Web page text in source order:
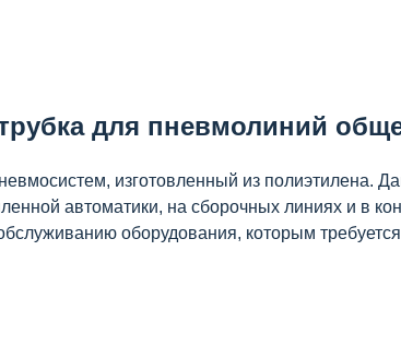
для пневмолиний
изготовленный из полиэтилена.
автоматики, на сборочных линиях и в
оборудования, которым